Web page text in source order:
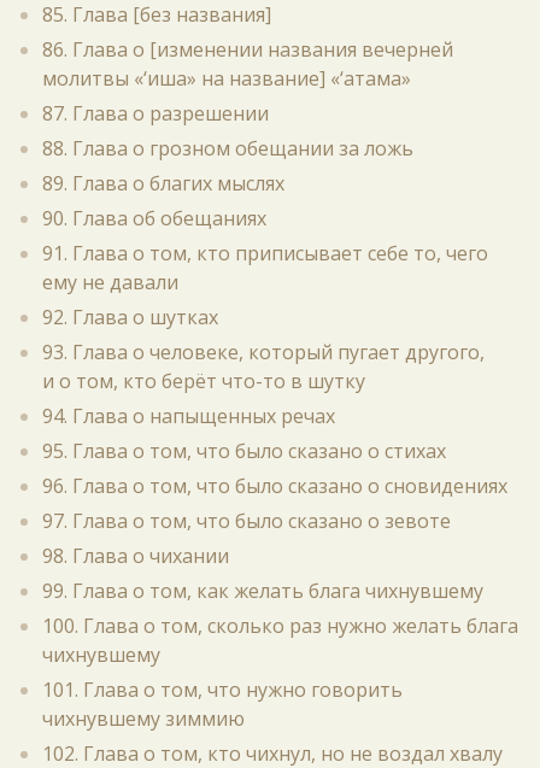
85. Глава [без названия]
86. Глава о [изменении названия вечерней
молитвы «‘иша» на название] «‘атама»
87. Глава о разрешении
88. Глава о грозном обещании за ложь
89. Глава о благих мыслях
90. Глава об обещаниях
91. Глава о том, кто приписывает себе то, чего
ему не давали
92. Глава о шутках
93. Глава о человеке, который пугает другого,
и о том, кто берёт что-то в шутку
94. Глава о напыщенных речах
95. Глава о том, что было сказано о стихах
96. Глава о том, что было сказано о сновидениях
97. Глава о том, что было сказано о зевоте
98. Глава о чихании
99. Глава о том, как желать блага чихнувшему
100. Глава о том, сколько раз нужно желать блага
чихнувшему
101. Глава о том, что нужно говорить
чихнувшему зиммию
102. Глава о том, кто чихнул, но не воздал хвалу